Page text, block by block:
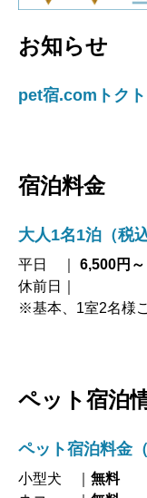
お知らせ
pet宿.comトク
宿泊料金
大人1名1泊（税込
平日 ｜ 6,500円～
休前日｜
※基本、1室2名様
ペット宿泊
ペット宿泊料金
小型犬 ｜ 無料